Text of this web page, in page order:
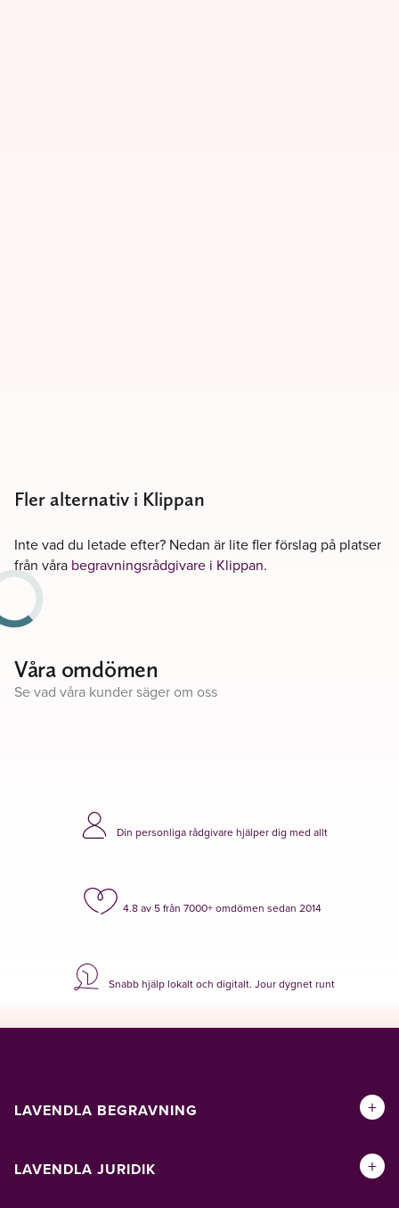
Fler alternativ i Klippan
Inte vad du letade efter? Nedan är lite fler förslag på platser
från våra begravningsrådgivare i Klippan.
Våra omdömen
Se vad våra kunder säger om oss
Din personliga rådgivare hjälper dig med allt
4.8 av 5 från 7000+ omdömen sedan 2014
Snabb hjälp lokalt och digitalt. Jour dygnet runt
LAVENDLA BEGRAVNING +
LAVENDLA JURIDIK +